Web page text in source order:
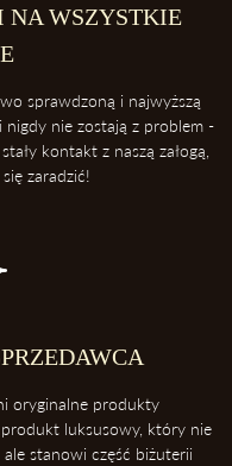
NA WSZYSTKIE
sprawdzoną i najwyższą
nie zostają z problem -
kontakt z naszą załogą,
zaradzić!
oryginalne produkty
luksusowy, który nie
stanowi część biżuterii